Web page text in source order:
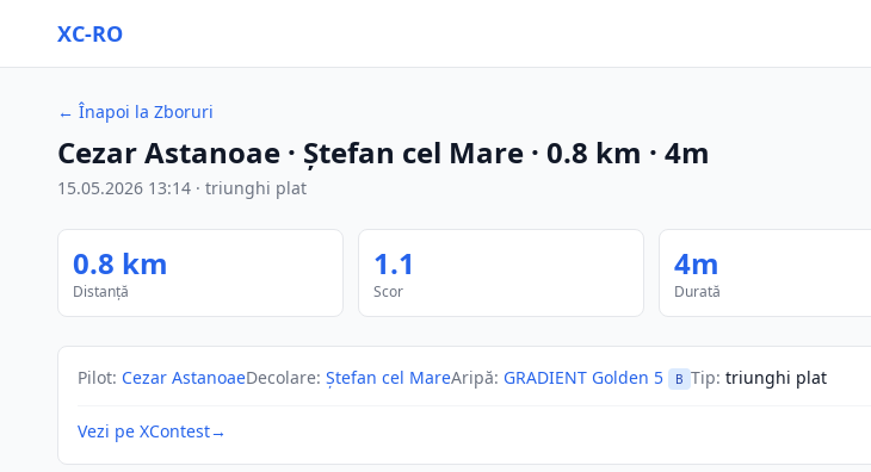
XC-RO
← Înapoi la Zboruri
Cezar Astanoae · Ștefan cel Mare · 0.8 km · 4m
15.05.2026 13:14 · triunghi plat
0.8 km
Distanță
1.1
Scor
4m
Durată
Pilot: Cezar AstanoaeDecolare: Ștefan cel MareAripă: GRADIENT Golden 5 B Tip: triunghi plat
Vezi pe XContest→